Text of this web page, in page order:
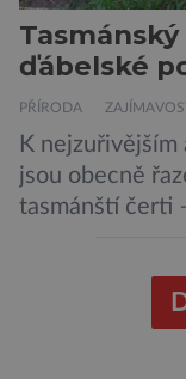
ďábelské
PŘÍRODA
K
jsou obecně
tasmánští čerti
ostrově
vůbec